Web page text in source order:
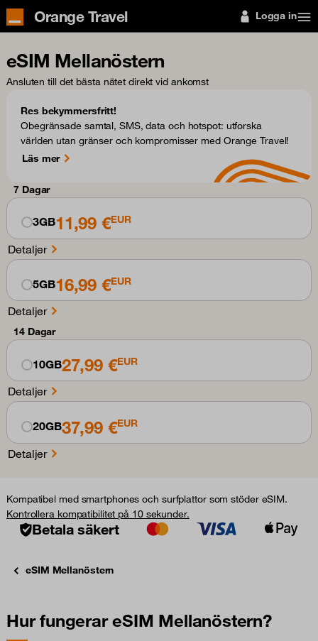
Orange Travel Logga in
eSIM Mellanöstern
Ansluten till det bästa nätet direkt vid ankomst
Res bekymmersfritt!
Obegränsade samtal, SMS, data och hotspot: utforska
världen utan gränser och kompromisser med Orange Travel!
Läs mer
7 Dagar
3GB11,99 €EUR
Detaljer
5GB16,99 €EUR
Detaljer
14 Dagar
10GB27,99 €EUR
Detaljer
20GB37,99 €EUR
Detaljer
Kompatibel med smartphones och surfplattor som stöder eSIM.
Kontrollera kompatibilitet på 10 sekunder.
Betala säkert
eSIM Mellanöstern
Hur fungerar eSIM Mellanöstern?